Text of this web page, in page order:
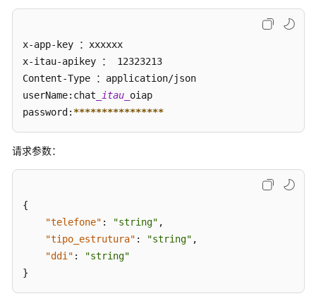
户
户
信
息
（chat_itau_contas）
询
客
户
x-app-key ：xxxxxx
x-itau-apikey ： 12323213
Content-Type ：application/json
userName:chat _itau_ oiap
password: ****************
请求参数：
{
"telefone" : "string" ,
"tipo_estrutura" : "string" ,
"ddi" :
"string"
}